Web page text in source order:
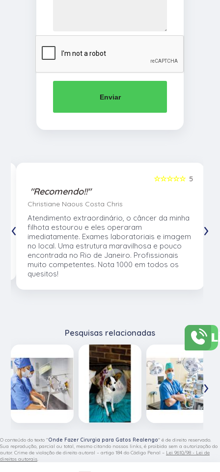
Enviar
5
☆☆☆☆☆
"Recomendo!!"
Christiane Naous Costa Chris
Atendimento extraordinário, o câncer da minha
filhota estourou e eles operaram
imediatamente. Exames laboratoriais e imagem
no local. Uma estrutura maravilhosa e pouco
encontrada no Rio de Janeiro. Profissionais
muito competentes. Nota 1000 em todos os
quesitos!
‹ ›
Pesquisas relacionadas
‹ ›
O conteúdo do texto "Onde Fazer Cirurgia para Gatos Realengo" é de direito reservado.
Sua reprodução, parcial ou total, mesmo citando nossos links, é proibida sem a autorização do
autor. Crime de violação de direito autoral – artigo 184 do Código Penal – Lei 9610/98 - Lei de
direitos autorais.